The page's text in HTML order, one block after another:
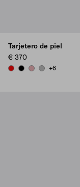
Tarjetero de piel
€ 370
REDBLACKROSY BLUSH
DARK GREY
+6